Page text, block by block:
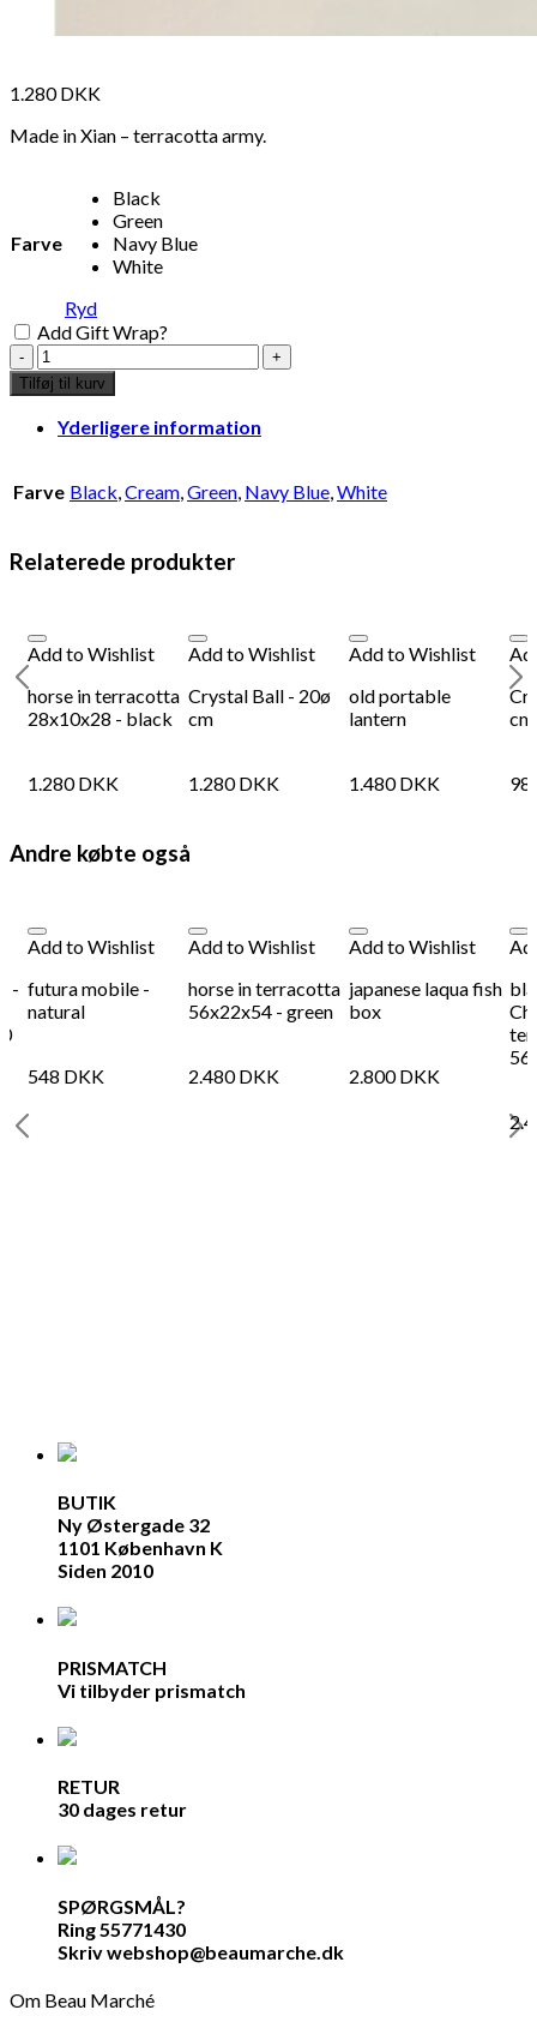
1.280DKK
Made in Xian – terracotta army.
Farve
Black
Green
Navy Blue
White
Ryd
Add Gift Wrap?
horse
in
terracotta
28x10x28
antal
Tilføj til kurv
Yderligere information
Farve Black,Cream,Green, Navy Blue,White
Relaterede produkter
Add to Wishlist
horse in terracotta
28x10x28 - black
1.280DKK
Add to Wishlist
Crystal Ball - 20ø
cm
1.280DKK
Add to Wishlist
old portable
lantern
1.480DKK
cm
Andre købte også
-
Add to Wishlist
futura mobile -
natural
548 DKK
Add to Wishlist
horse in terracotta
56x22x54 - green
2.480DKK
Add to Wishlist
japanese laqua fish
box
2.800DKK
BUTIK
Ny Østergade 32
1101 København K
Siden 2010
PRISMATCH
Vi tilbyder prismatch
RETUR
30 dages retur
SPØRGSMÅL?
Ring 55771430
Skriv webshop@beaumarche.dk
Om Beau Marché